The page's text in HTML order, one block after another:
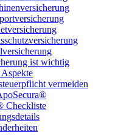
ist wichtig
vermeiden
Checkliste